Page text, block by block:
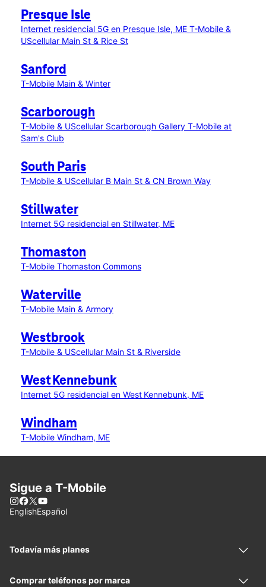
Presque Isle
Internet residencial 5G en Presque Isle, ME T-Mobile &
UScellular Main St & Rice St
Sanford
T-Mobile Main & Winter
Scarborough
T-Mobile & UScellular Scarborough Gallery T-Mobile at
Sam's Club
South Paris
T-Mobile & UScellular B Main St & CN Brown Way
Stillwater
Internet 5G residencial en Stillwater, ME
Thomaston
T-Mobile Thomaston Commons
Waterville
T-Mobile Main & Armory
Westbrook
T-Mobile & UScellular Main St & Riverside
West Kennebunk
Internet 5G residencial en West Kennebunk, ME
Windham
T-Mobile Windham, ME